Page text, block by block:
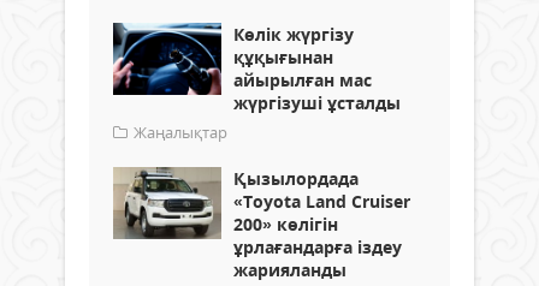
Көлік жүргізу
құқығынан
айырылған мас
жүргізуші ұсталды
Жаңалықтар
Қызылордада
«Toyota Land Cruiser
200» көлігін
ұрлағандарға іздеу
жарияланды